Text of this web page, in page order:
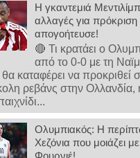
Η γκαντεμιά
αλλαγές για πρόκριση
απογοήτευσε!
🔴 Τι κρατάει ο
από το 0-0 με τη
καταφέρει να προκριθεί
ρεβάνς στην Ολλανδία,
Ολυμπιακός: Η
Χεζόνια που μοιάζει